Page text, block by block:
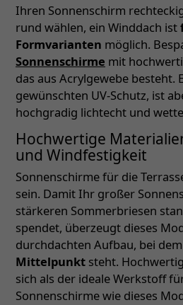
Ihren Sonnenschirm
rund wählen, ein Winddach ist
Formvarianten möglich.
Sonnenschirme mit
das aus Acrylgewebe besteht.
gewünschten UV-Schutz, ist
hochgradig lichtecht und
Hochwertige
und Windfestigkeit
Sonnenschirme für die
sein. Damit Ihr großer
stärkeren Sommerbriesen
spendet, überzeugt dieses
durchdachten Aufbau, bei dem
Mittelpunkt steht.
sich als der ideale Werkstoff
Sonnenschirme wie dieses